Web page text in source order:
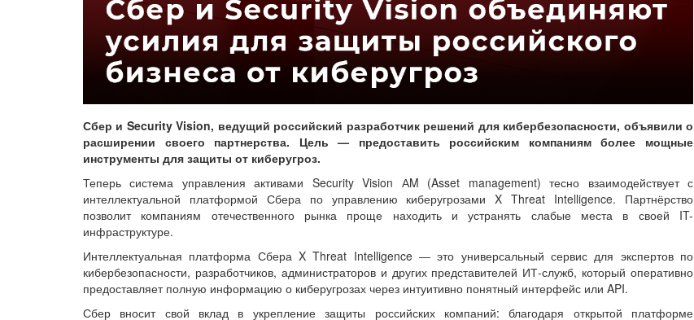
Сбер и Security Vision, ведущий российский разработчик решений для кибербезопасности, объявили о
расширении своего партнерства. Цель — предоставить российским компаниям более мощные
инструменты для защиты от киберугроз.
Теперь система управления активами Security Vision АM (Asset management) тесно взаимодействует с
интеллектуальной платформой Сбера по управлению киберугрозами X Threat Intelligence. Партнёрство
позволит компаниям отечественного рынка проще находить и устранять слабые места в своей IT-
инфраструктуре.
Интеллектуальная платформа Сбера X Threat Intelligence ― это универсальный сервис для экспертов по
кибербезопасности, разработчиков, администраторов и других представителей ИТ-служб, который оперативно
предоставляет полную информацию о киберугрозах через интуитивно понятный интерфейс или API.
Сбер вносит свой вклад в укрепление защиты российских компаний: благодаря открытой платформе